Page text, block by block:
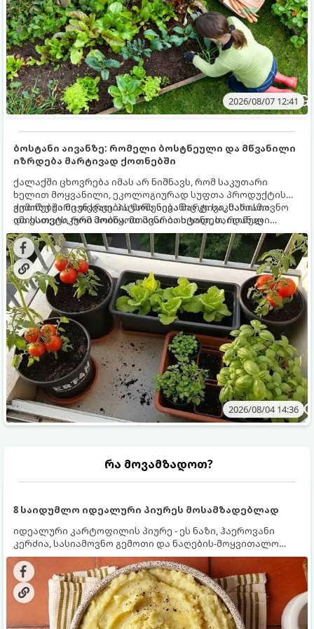
2026/08/07 12:41
ბოსტანი აივანზე: რომელი ბოსტნეული და მწვანილი
იზრდება მარტივად ქოთნებში
ქალაქში ცხოვრება იმას არ ნიშნავს, რომ საკუთარი
ხელით მოყვანილი, ეკოლოგიურად სუფთა პროდუქტის
გემოზე უარი თქვათ. პატარა აივანიც კი საკმარისია
იმისათვის, რომ მოიწყოთ მინი-ბოსტანი, საიდანაც
ყოველდღიურად ახალ, არომატულ მწვანილსა და
ბოსტნეულს მოკრეფთ.
ქოთნებში მცენარეების მოშენება მარტივი, სასიამოვნო
და ესთეტიკური ჰობია. მთავარია იცოდეთ, რომელი
კულტურები ეგუებიან ქოთნის პირობებს ყველაზე კარგად
და როგორ მოუაროთ მათ სწორად.
2026/08/04 14:36
რა მოვამზადოთ?
8 საიდუმლო იდეალური პიურეს მოსამზადებლად
იდეალური კარტოფილის პიურე - ეს ნაზი, ჰაეროვანი
კერძია, სასიამოვნო გემოთი და ნაღების-მოყვითალო
ფერით. მისი მომზადება ძალიან მარტივია, მაგრამ
არსებობს რამდენიმე საიდუმლო, რომლებიც უნდა
იცოდეთ, რომ პიურე იდეალურად გემრიელი გამოვიდეს.